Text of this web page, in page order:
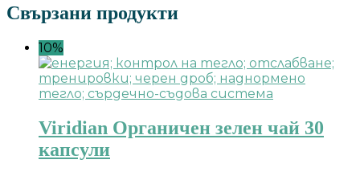
Свързани продукти
10%
Viridian Органичен зелен чай 30
капсули